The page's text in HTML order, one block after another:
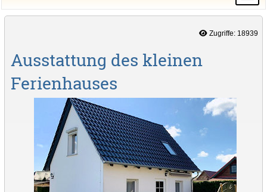
Zugriffe: 18939
Ausstattung des kleinen
Ferienhauses